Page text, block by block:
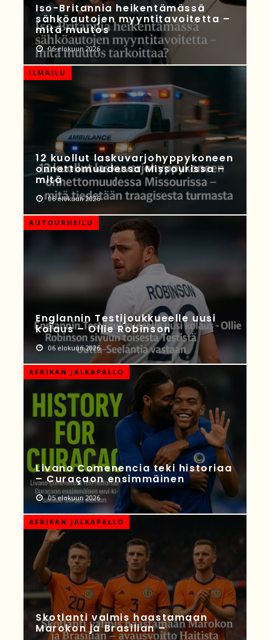
Iso-Britannia heikentämässä
sähköautojen myyntitavoitetta –
mitä muutos
06 elokuun 2026
ILMAILU
12 kuollut laskuvarjohyppykoneen
onnettomuudessa Missourissa –
mitä
06 elokuun 2026
AUTOURHEILU
Englannin Testijoukkueelle uusi
kolaus – Ollie Robinson
06 elokuun 2026
AFRIKAN JALKAPALLO
Livano Comenencia teki historiaa
– Curaçaon ensimmäinen
05 elokuun 2026
AFRIKAN JALKAPALLO
Skotlanti valmis haastamaan
Marokon ja Brasilian –